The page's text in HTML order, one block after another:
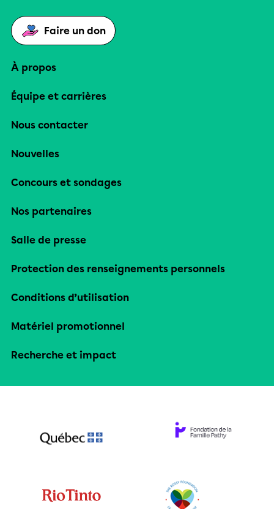
Faire un don
À propos
Équipe et carrières
Nous contacter
Nouvelles
Concours et sondages
Nos partenaires
Salle de presse
Protection des renseignements personnels
Conditions d’utilisation
Matériel promotionnel
Recherche et impact